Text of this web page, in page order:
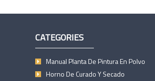
CATEGORIES
Manual Planta De Pintura En Polvo
Horno De Curado Y Secado